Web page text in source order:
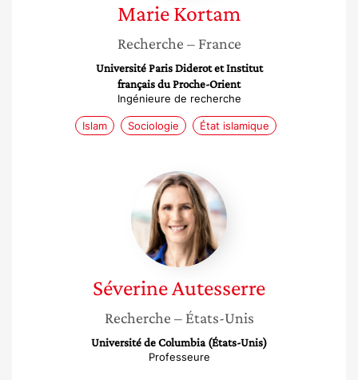
Marie Kortam
Recherche – France
Université Paris Diderot et Institut
français du Proche-Orient
Ingénieure de recherche
Islam Sociologie État islamique
Séverine
Autesserre
SéverineAutesserre
Recherche – États-Unis
Université de Columbia (États-Unis)
Professeure